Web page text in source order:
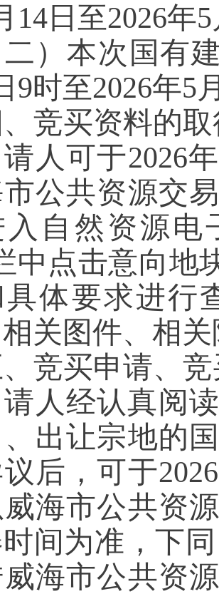
14日至2026年5
二）本次国有
9时至2026年5
、竞买资料的
人可于2026年
公共资源交
入自然资源电
中点击意向地
体要求进行
关图件、相
竞买申请、
人经认真阅
出让宗地的
后，可于2026
威海市公共资
间为准 ，下
海市公共资